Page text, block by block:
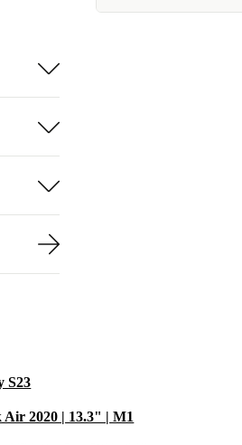
S23
Air 2020 | 13.3" | M1